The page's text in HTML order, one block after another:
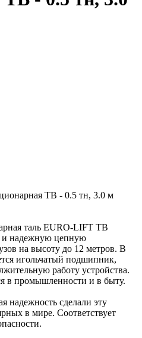
ТВ - 0.5 тн, 3.0 м
таль EURO-LIFT ТВ
и надежную цепную
на высоту до 12 метров. В
игольчатый подшипник,
работу устройства.
в промышленности и в быту.
надежность сделали эту
в мире. Соответствует